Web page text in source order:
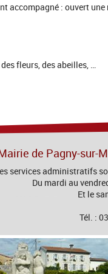
accompagné : ouvert une
fleurs, des abeilles, …
de Pagny-sur-
services administratifs
Du mardi au
Et le
Tél. :